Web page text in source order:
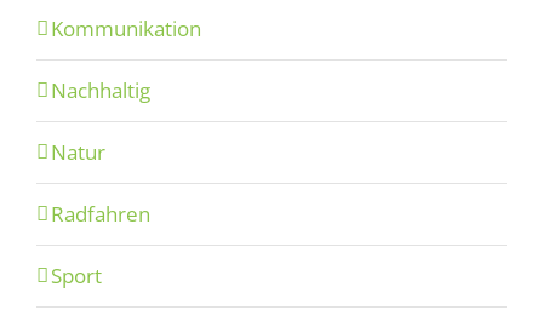
Kommunikation
Nachhaltig
Natur
Radfahren
Sport